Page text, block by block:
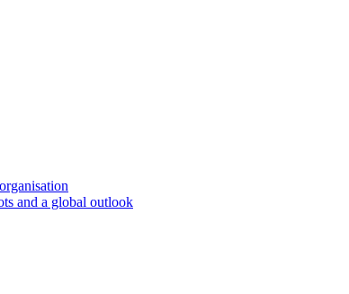
and a global outlook